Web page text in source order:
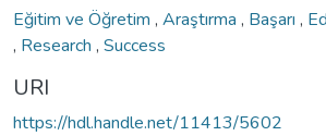
Eğitim ve Öğretim , Araştırma , Başarı ,
, Research , Success
URI
https://hdl.handle.net/11413/5602